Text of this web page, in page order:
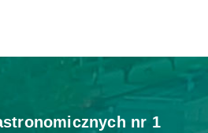
nr 1